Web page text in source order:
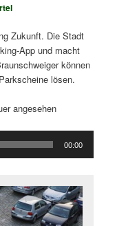
Zukunft. Die Stadt
App und macht
können
lösen.
angesehen
00:00